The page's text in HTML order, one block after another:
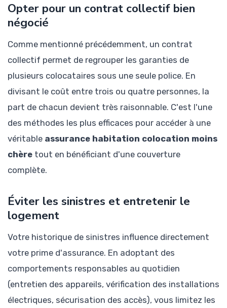
Opter pour un contrat collectif bien
négocié
Comme mentionné précédemment, un contrat
collectif permet de regrouper les garanties de
plusieurs colocataires sous une seule police. En
divisant le coût entre trois ou quatre personnes, la
part de chacun devient très raisonnable. C'est l'une
des méthodes les plus efficaces pour accéder à une
véritable assurance habitation colocation moins
chère tout en bénéficiant d'une couverture
complète.
Éviter les sinistres et entretenir le
logement
Votre historique de sinistres influence directement
votre prime d'assurance. En adoptant des
comportements responsables au quotidien
(entretien des appareils, vérification des installations
électriques, sécurisation des accès), vous limitez les